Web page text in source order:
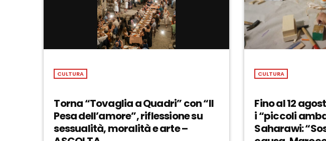
CULTURA
Torna “Tovaglia a Quadri” con “Il
Pesa dell’amore”, riflessione su
sessualità, moralità e arte –
CULTURA
Fino al 12
i “piccoli
Saharawi: